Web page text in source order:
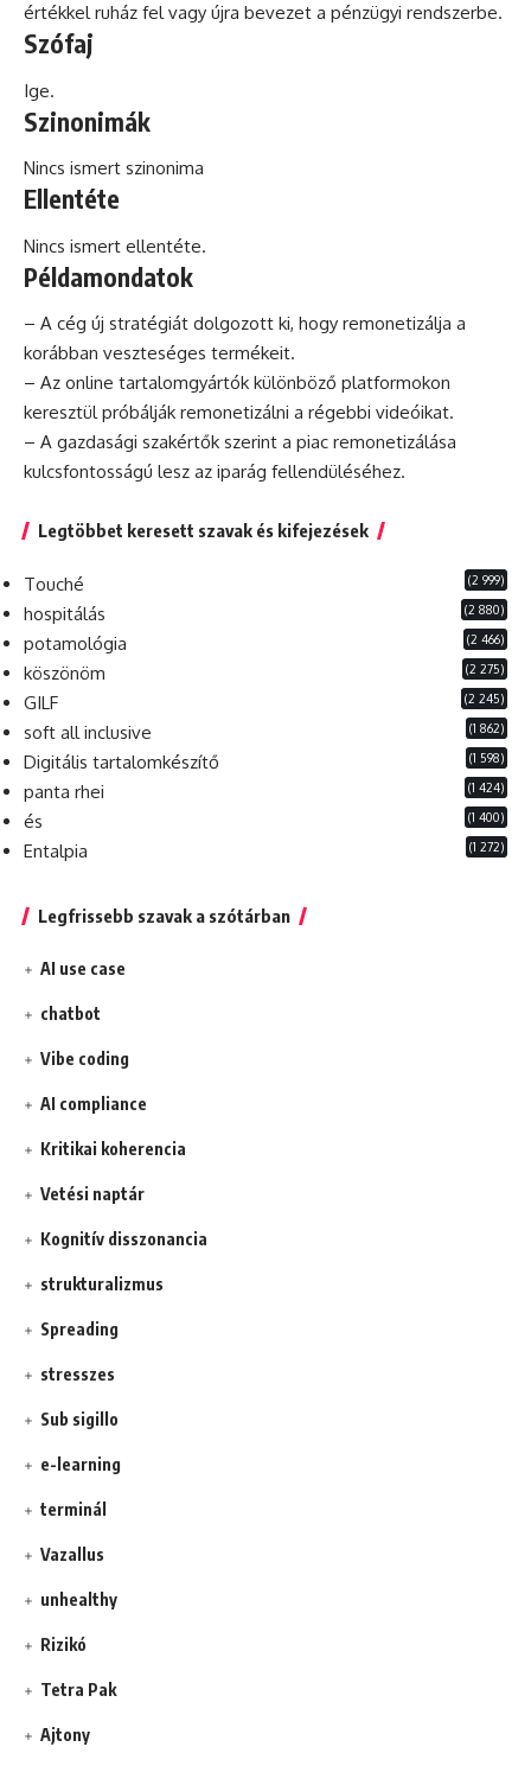
értékkel ruház fel vagy újra bevezet a pénzügyi rendszerbe.
Szófaj
Ige.
Szinonimák
Nincs ismert szinonima
Ellentéte
Nincs ismert ellentéte.
Példamondatok
– A cég új stratégiát dolgozott ki, hogy remonetizálja a
korábban veszteséges termékeit.
– Az online tartalomgyártók különböző platformokon
keresztül próbálják remonetizálni a régebbi videóikat.
– A gazdasági szakértők szerint a piac remonetizálása
kulcsfontosságú lesz az iparág fellendüléséhez.
Legtöbbet keresett szavak és kifejezések
Touché (2 999)
hospitálás (2 880)
potamológia (2 466)
köszönöm (2 275)
GILF (2 245)
soft all inclusive (1 862)
Digitális tartalomkészítő (1 598)
panta rhei (1 424)
és (1 400)
Entalpia (1 272)
Legfrissebb szavak a szótárban
AI use case
chatbot
Vibe coding
AI compliance
Kritikai koherencia
Vetési naptár
Kognitív disszonancia
strukturalizmus
Spreading
stresszes
Sub sigillo
e-learning
terminál
Vazallus
unhealthy
Rizikó
Tetra Pak
Ajtony